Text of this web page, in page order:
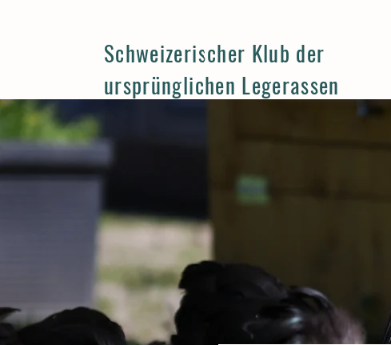
Schweizerischer Klub der
ursprünglichen Legerassen